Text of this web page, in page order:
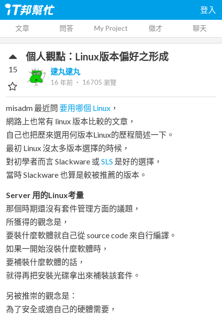
登入
文章 問答 My Project 徵才 聊天
個人觀點：Linux版本偏好之形成
逮丸逮丸
16 年前 ‧ 16705 瀏覽
15
misadm 最近問 要用哪個 Linux ，
網路上也常有 linux 版本比較的文章，
自己也把歷來選用何版本Linux的歷程簡述一下。
最初 Linux 沒太多版本選擇的時候，
對初學者而言 Slackware 或SLS 是好的選擇，
當時 Slackware 也算是較被推薦的版本。
Server 用的Linux考量
那個時期還沒有套件管理方面的議題，
所獲得的觀念是，
要裝什麼軟體就自己從 source code 來自行編譯。
如果一開始沒裝什麼軟體時，
要補裝什麼軟體的話，
就得再把安裝光碟拿出來補裝該套件。
另被推崇的觀念是：
為了安全或適自己的硬體需要，